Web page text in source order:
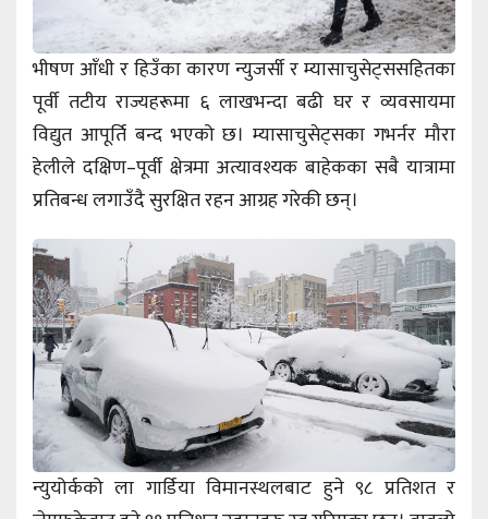
भीषण आँधी र हिउँका कारण न्युजर्सी र म्यासाचुसेट्ससहितका
पूर्वी तटीय राज्यहरूमा ६ लाखभन्दा बढी घर र व्यवसायमा
विद्युत आपूर्ति बन्द भएको छ। म्यासाचुसेट्सका गभर्नर मौरा
हेलीले दक्षिण–पूर्वी क्षेत्रमा अत्यावश्यक बाहेकका सबै यात्रामा
प्रतिबन्ध लगाउँदै सुरक्षित रहन आग्रह गरेकी छन्।
न्युयोर्कको ला गार्डिया विमानस्थलबाट हुने ९८ प्रतिशत र